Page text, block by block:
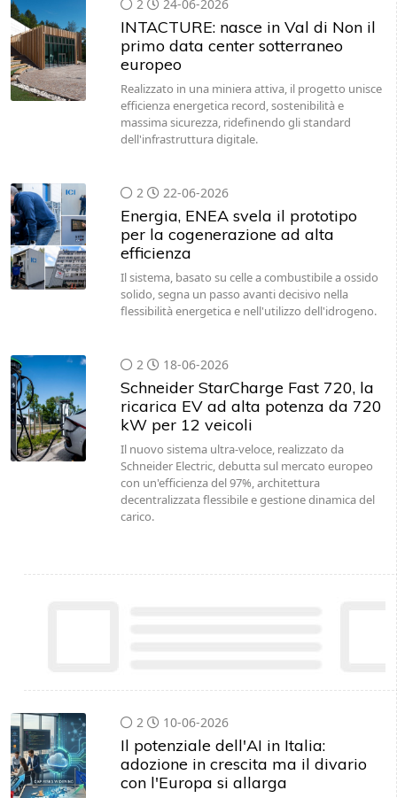
2 24-06-2026
INTACTURE: nasce in Val di Non il
primo data center sotterraneo
europeo
Realizzato in una miniera attiva, il progetto unisce
efficienza energetica record, sostenibilità e
massima sicurezza, ridefinendo gli standard
dell'infrastruttura digitale.
2 22-06-2026
Energia, ENEA svela il prototipo
per la cogenerazione ad alta
efficienza
Il sistema, basato su celle a combustibile a ossido
solido, segna un passo avanti decisivo nella
flessibilità energetica e nell'utilizzo dell'idrogeno.
2 18-06-2026
Schneider StarCharge Fast 720, la
ricarica EV ad alta potenza da 720
kW per 12 veicoli
Il nuovo sistema ultra-veloce, realizzato da
Schneider Electric, debutta sul mercato europeo
con un'efficienza del 97%, architettura
decentralizzata flessibile e gestione dinamica del
carico.
2 10-06-2026
Il potenziale dell'AI in Italia:
adozione in crescita ma il divario
con l'Europa si allarga